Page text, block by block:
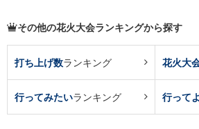
その他の花火大会ランキングから探す
打ち上げ数ランキング 花火大
行ってみたいランキング 行って